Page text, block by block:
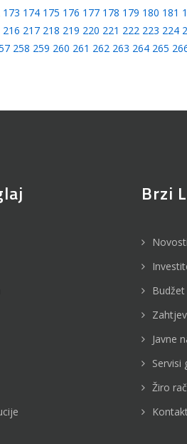
173 174 175 176 177 178 179 180 181
216 217 218 219 220 221 222 223 224
258 259 260 261 262 263 264 265
Brzi
Novosti
Budžet
Javne
Servisi
Žiro